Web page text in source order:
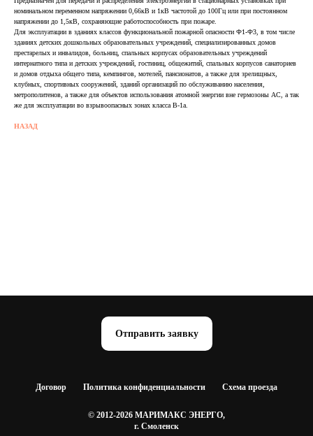
номинальном переменном напряжении 0,66кВ и 1кВ частотой до 100Гц или при постоянном
напряжении до 1,5кВ, сохраняющие работоспособность при пожаре.
Для эксплуатации в зданиях классов функциональной пожарной опасности Ф1-Ф3, в том числе
зданиях детских дошкольных образовательных учреждений, специализированных домов
престарелых и инвалидов, больниц, спальных корпусах образовательных учреждений
интернатного типа и детских учреждений, гостиниц, общежитий, спальных корпусов санаториев
и домов отдыха общего типа, кемпингов, мотелей, пансионатов, а также для зрелищных,
клубных, спортивных сооружений, зданий организаций по обслуживанию населения,
метрополитенов, а также для объектов использования атомной энергии вне гермозоны АС, а так
же для эксплуатации во взрывоопасных зонах класса В-1а.
НАЗАД
Отправить заявку
Договор Политика конфиденциальности Схема проезда
© 2012-2026 МАРИМАКС ЭНЕРГО,
г. Смоленск